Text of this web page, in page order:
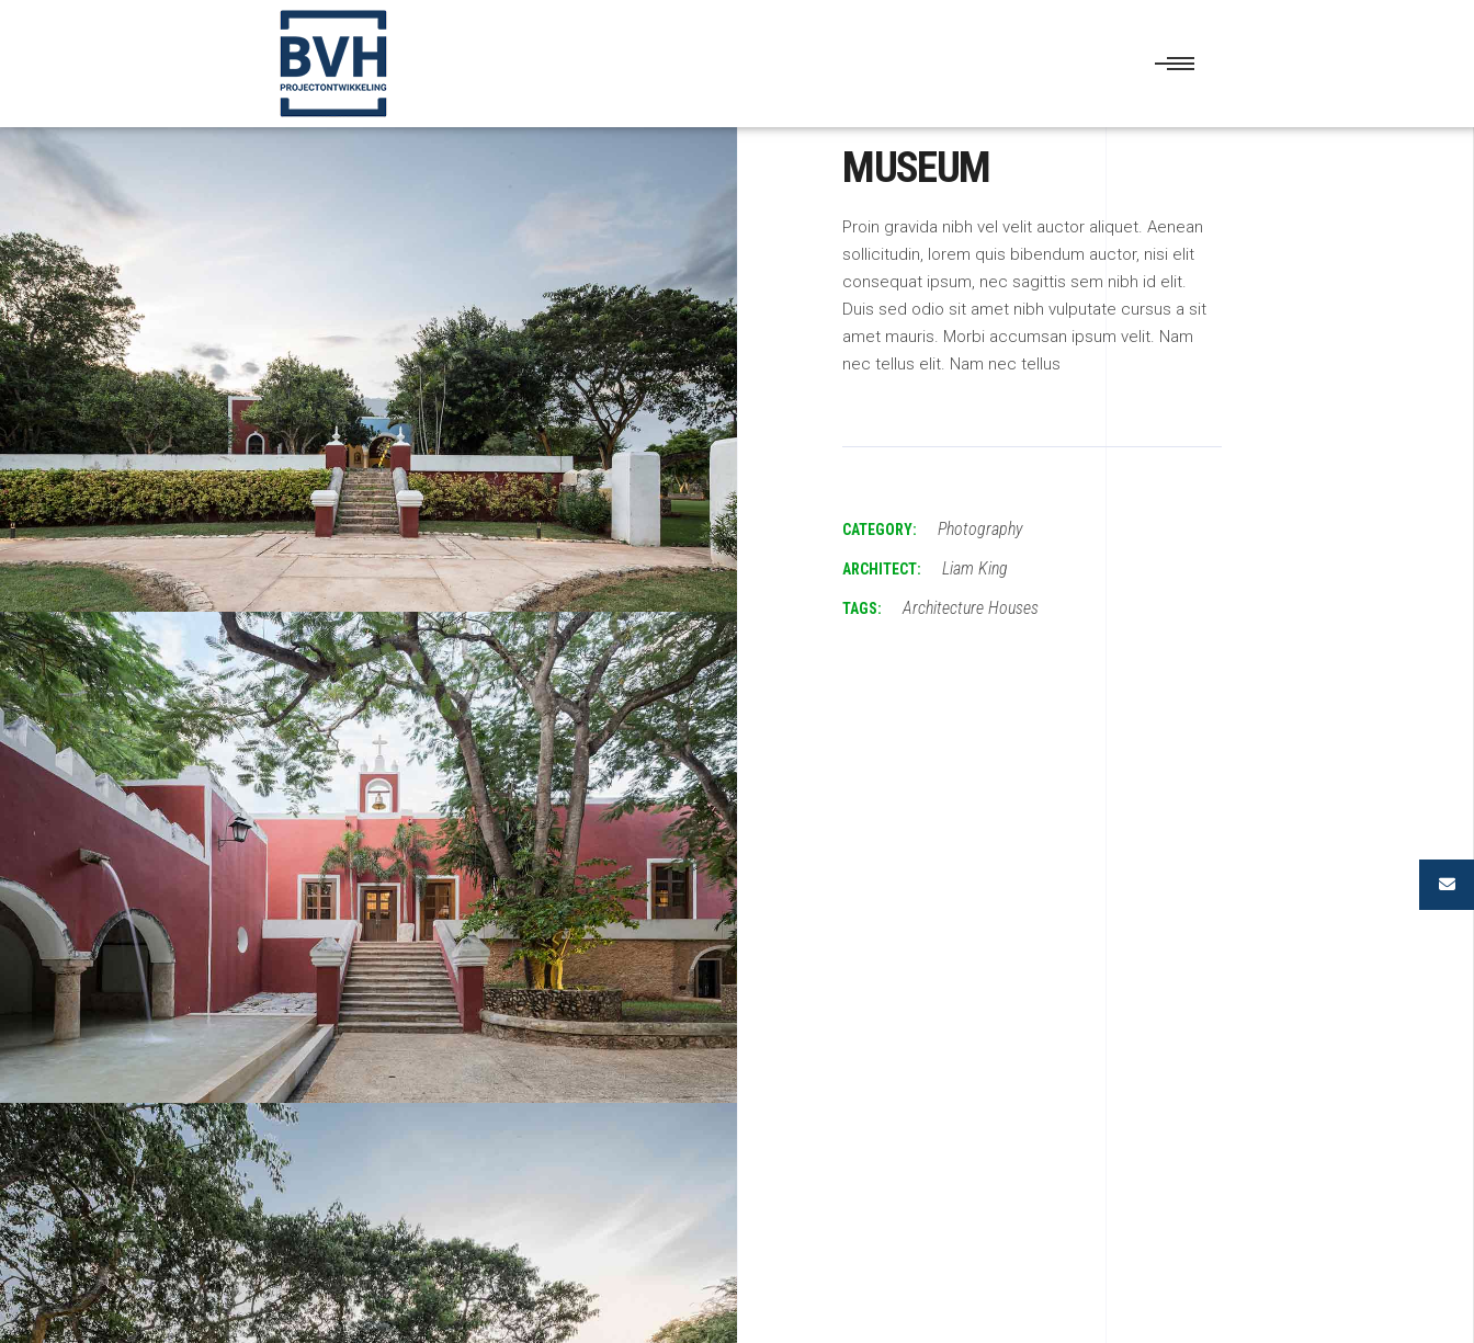
MUSEUM
Proin gravida nibh vel velit auctor aliquet. Aenean
sollicitudin, lorem quis bibendum auctor, nisi elit
consequat ipsum, nec sagittis sem nibh id elit.
Duis sed odio sit amet nibh vulputate cursus a sit
amet mauris. Morbi accumsan ipsum velit. Nam
nec tellus elit. Nam nec tellus
CATEGORY: Photography
ARCHITECT: Liam King
TAGS: Architecture Houses